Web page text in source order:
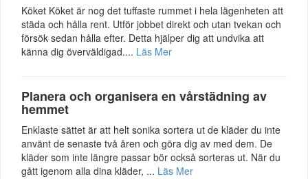
Köket Köket är nog det tuffaste rummet i hela lägenheten att
städa och hålla rent. Utför jobbet direkt och utan tvekan och
försök sedan hålla efter. Detta hjälper dig att undvika att
känna dig överväldigad.... Läs Mer
Planera och organisera en vårstädning av
hemmet
Enklaste sättet är att helt sonika sortera ut de kläder du inte
använt de senaste två åren och göra dig av med dem. De
kläder som inte längre passar bör också sorteras ut. När du
gått igenom alla dina kläder, ... Läs Mer